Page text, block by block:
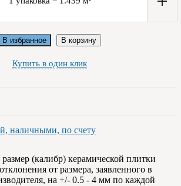
В избранное В корзину
Купить в один клик
наличными, по счету
(калибр) керамической плитки
от размера, заявленного в
на +/- 0.5 - 4 мм по каждой